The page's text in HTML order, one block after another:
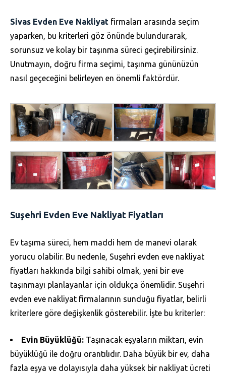
Sivas Evden Eve Nakliyat firmaları arasında seçim
yaparken, bu kriterleri göz önünde bulundurarak,
sorunsuz ve kolay bir taşınma süreci geçirebilirsiniz.
Unutmayın, doğru firma seçimi, taşınma gününüzün
nasıl geçeceğini belirleyen en önemli faktördür.
Suşehri Evden Eve Nakliyat Fiyatları
Ev taşıma süreci, hem maddi hem de manevi olarak
yorucu olabilir. Bu nedenle, Suşehri evden eve nakliyat
fiyatları hakkında bilgi sahibi olmak, yeni bir eve
taşınmayı planlayanlar için oldukça önemlidir. Suşehri
evden eve nakliyat firmalarının sunduğu fiyatlar, belirli
kriterlere göre değişkenlik gösterebilir. İşte bu kriterler:
Evin Büyüklüğü: Taşınacak eşyaların miktarı, evin
büyüklüğü ile doğru orantılıdır. Daha büyük bir ev, daha
fazla eşya ve dolayısıyla daha yüksek bir nakliyat ücreti